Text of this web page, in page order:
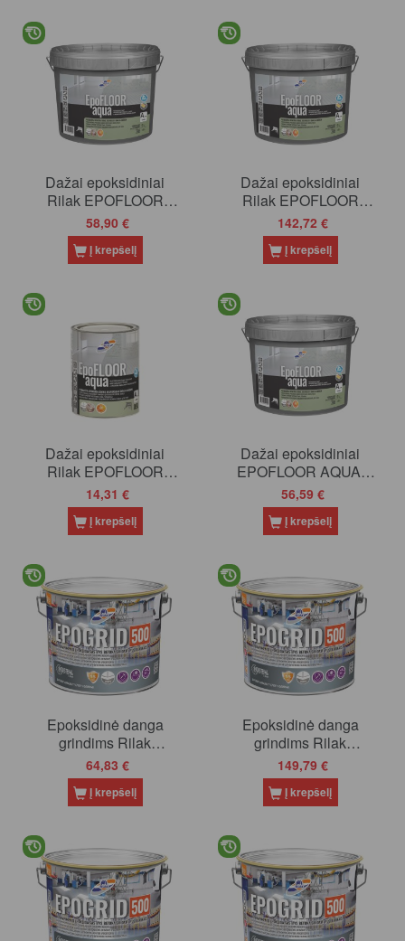
Dažai epoksidiniai
Rilak EPOFLOOR
AQUA, bazė A, 3.6l
58,90 €
Į krepšelį
Dažai epoksidiniai
Rilak EPOFLOOR
AQUA, bazė A (balti), 9l
142,72 €
Į krepšelį
Dažai epoksidiniai
Rilak EPOFLOOR
14,31 €
Į krepšelį
Dažai epoksidiniai
EPOFLOOR AQUA,
bazė C, 3.6l
56,59 €
Į krepšelį
Epoksidinė danga
grindims Rilak
EPOGRID-500, TDL
(tonuojami), 2.7 l
64,83 €
Į krepšelį
Epoksidinė danga
grindims Rilak
EPOGRID-500, TDL
(tonuojama), 6.6 l
149,79 €
Į krepšelį